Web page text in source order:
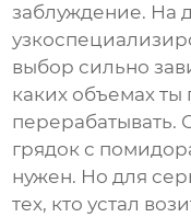
заблуждение. На
выбор сильно
каких объемах
перерабатывать.
грядок с
нужен. Но для
тех, кто устал